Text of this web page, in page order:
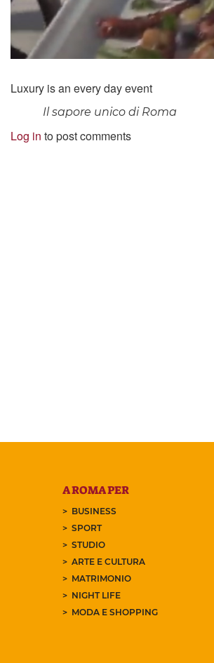
Luxury is an every day event
Il sapore unico di Roma
Log in to post comments
A ROMA PER
BUSINESS
SPORT
STUDIO
ARTE E CULTURA
MATRIMONIO
NIGHT LIFE
MODA E SHOPPING